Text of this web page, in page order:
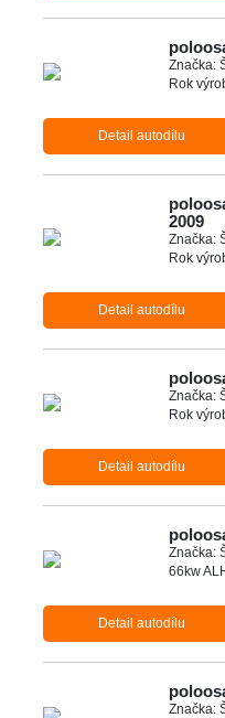
Značka:
Rok
Detail autodílu
2009
Značka:
Rok
Detail autodílu
Značka:
Rok
Detail autodílu
Značka:
66kw
Detail autodílu
Značka: